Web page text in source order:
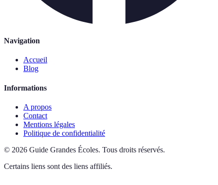
Navigation
Accueil
Blog
Informations
A propos
Contact
Mentions légales
Politique de confidentialité
© 2026 Guide Grandes Écoles. Tous droits réservés.
Certains liens sont des liens affiliés.